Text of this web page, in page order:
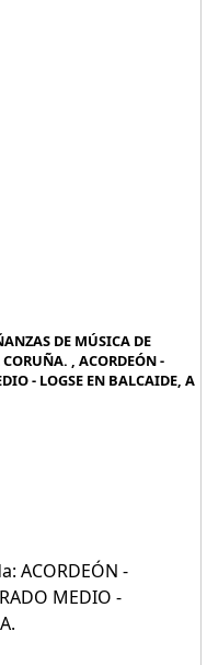
DE MÚSICA DE
, ACORDEÓN -
- LOGSE EN BALCAIDE, A
ACORDEÓN -
MEDIO -